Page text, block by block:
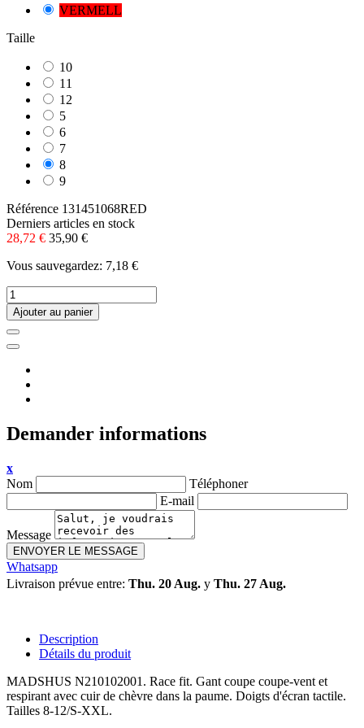
VERMELL
Taille
10
11
12
5
6
7
8
9
Référence 131451068RED
Derniers articles en stock
28,72 € 35,90 €
Vous sauvegardez: 7,18 €
Ajouter au panier
Demander informations
x
Nom
Téléphoner
E-mail
Message
ENVOYER LE MESSAGE
Whatsapp
Livraison prévue entre: Thu. 20 Aug. y Thu. 27 Aug.
Description
Détails du produit
MADSHUS N210102001. Race fit. Gant coupe coupe-vent et
respirant avec cuir de chèvre dans la paume. Doigts d'écran tactile.
Tailles 8-12/S-XXL.